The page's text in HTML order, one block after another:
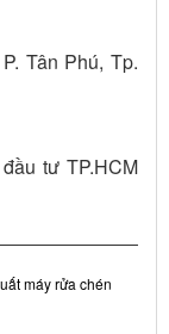
Tân Phú, Tp.
tư TP.HCM
máy rửa chén